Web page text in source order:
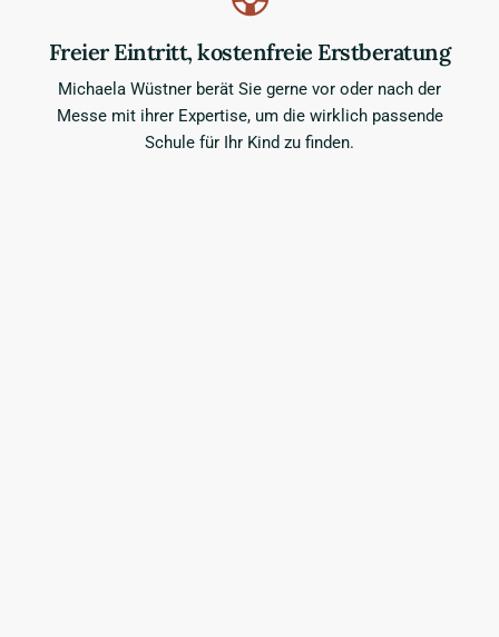
Freier Eintritt, kostenfreie Erstberatung
Michaela Wüstner berät Sie gerne vor oder nach der
Messe mit ihrer Expertise, um die wirklich passende
Schule für Ihr Kind zu finden.